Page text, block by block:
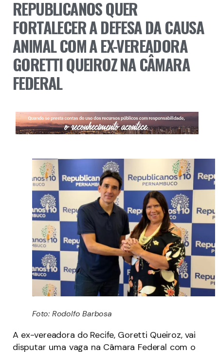
REPUBLICANOS QUER
FORTALECER A DEFESA DA CAUSA
ANIMAL COM A EX-VEREADORA
GORETTI QUEIROZ NA CÂMARA
FEDERAL
Foto: Rodolfo Barbosa
A ex-vereadora do Recife, Goretti Queiroz, vai
disputar uma vaga na Câmara Federal com o